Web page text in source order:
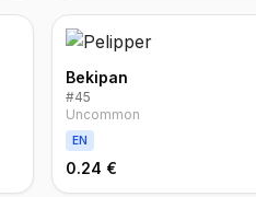
Bekipan
#45
Uncommon
EN
0.24 €